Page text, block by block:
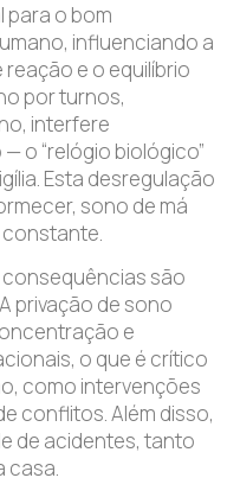
para o bom
influenciando a
e o equilíbrio
por turnos,
interfere
o “relógio biológico”
Esta desregulação
sono de má
constante.
são
privação de sono
e
o que é crítico
como intervenções
conflitos. Além disso,
de acidentes, tanto
casa.